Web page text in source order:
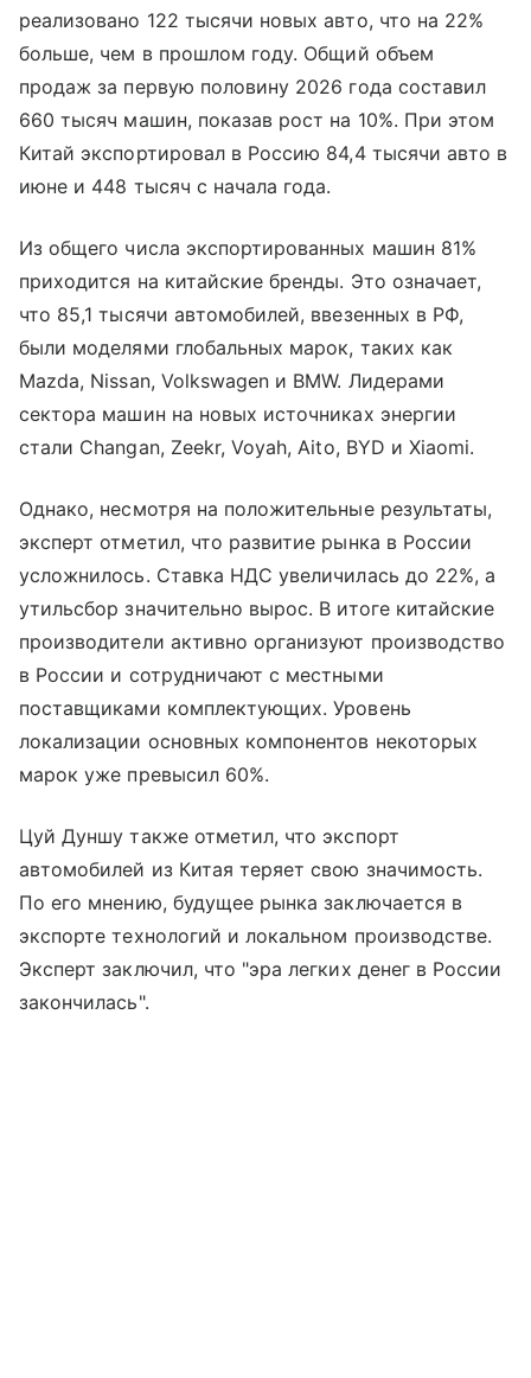
реализовано 122 тысячи новых авто, что на 22%
больше, чем в прошлом году. Общий объем
продаж за первую половину 2026 года составил
660 тысяч машин, показав рост на 10%. При этом
Китай экспортировал в Россию 84,4 тысячи авто в
июне и 448 тысяч с начала года.
Из общего числа экспортированных машин 81%
приходится на китайские бренды. Это означает,
что 85,1 тысячи автомобилей, ввезенных в РФ,
были моделями глобальных марок, таких как
Mazda, Nissan, Volkswagen и BMW. Лидерами
сектора машин на новых источниках энергии
стали Changan, Zeekr, Voyah, Aito, BYD и Xiaomi.
Однако, несмотря на положительные результаты,
эксперт отметил, что развитие рынка в России
усложнилось. Ставка НДС увеличилась до 22%, а
утильсбор значительно вырос. В итоге китайские
производители активно организуют производство
в России и сотрудничают с местными
поставщиками комплектующих. Уровень
локализации основных компонентов некоторых
марок уже превысил 60%.
Цуй Дуншу также отметил, что экспорт
автомобилей из Китая теряет свою значимость.
По его мнению, будущее рынка заключается в
экспорте технологий и локальном производстве.
Эксперт заключил, что "эра легких денег в России
закончилась".